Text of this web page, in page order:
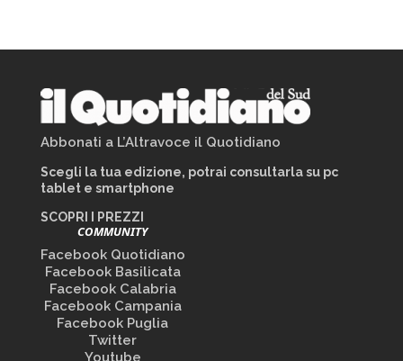
Abbonati a L’Altravoce il Quotidiano
Scegli la tua edizione, potrai consultarla su pc
tablet e smartphone
SCOPRI I PREZZI
COMMUNITY
Facebook Quotidiano
Facebook Basilicata
Facebook Calabria
Facebook Campania
Facebook Puglia
Twitter
Youtube